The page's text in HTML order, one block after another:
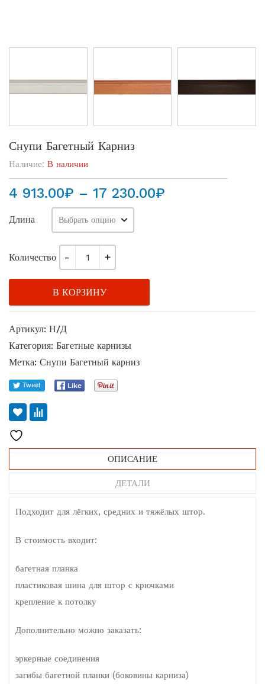
Снупи Багетный Карниз
Наличие: В наличии
4 913.00₽ – 17 230.00₽
Длина
Количество
В КОРЗИНУ
Артикул: Н/Д
Категория: Багетные карнизы
Метка: Снупи Багетный карниз
ОПИСАНИЕ
ДЕТАЛИ
Подходит для лёгких, средних и тяжёлых штор.
В стоимость входит:
багетная планка
пластиковая шина для штор с крючками
крепление к потолку
Дополнительно можно заказать:
эркерные соединения
загибы багетной планки (боковины карниза)